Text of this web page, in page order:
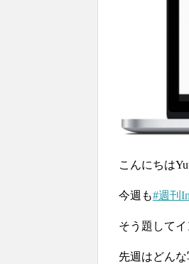
こんにちは
今週も#週刊
そう題して
先週はどん